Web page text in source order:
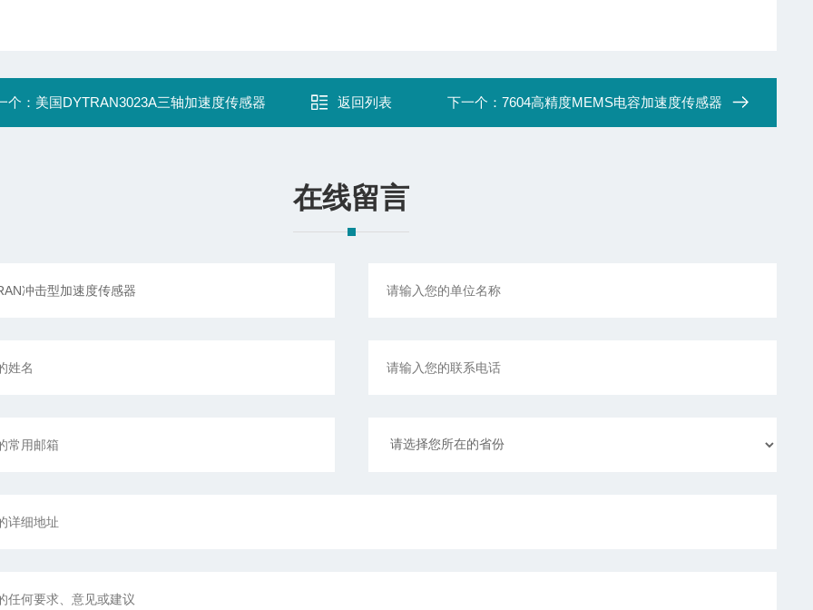
个： 美国DYTRAN3023A三轴加速度传感器 返回列表 下一个： 7604高精度MEMS电容加速度传感器
在线留言